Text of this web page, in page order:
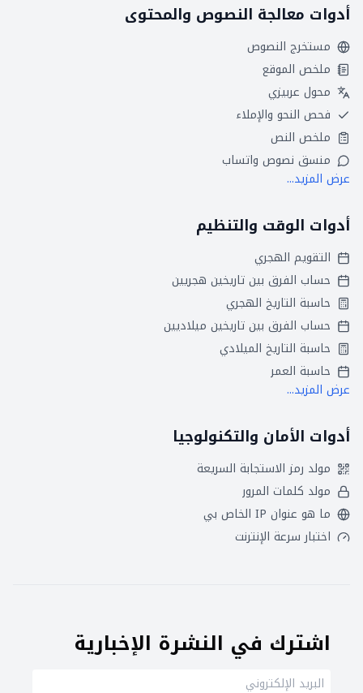
أدوات معالجة النصوص والمحتوى
مستخرج النصوص
ملخص الموقع
محول عربيزي
فحص النحو والإملاء
ملخص النص
منسق نصوص واتساب
عرض المزيد...
أدوات الوقت والتنظيم
التقويم الهجري
حساب الفرق بين تاريخين هجريين
حاسبة التاريخ الهجري
حساب الفرق بين تاريخين ميلاديين
حاسبة التاريخ الميلادي
حاسبة العمر
عرض المزيد...
أدوات الأمان والتكنولوجيا
مولد رمز الاستجابة السريعة
مولد كلمات المرور
ما هو عنوان IP الخاص بي
اختبار سرعة الإنترنت
اشترك في النشرة الإخبارية